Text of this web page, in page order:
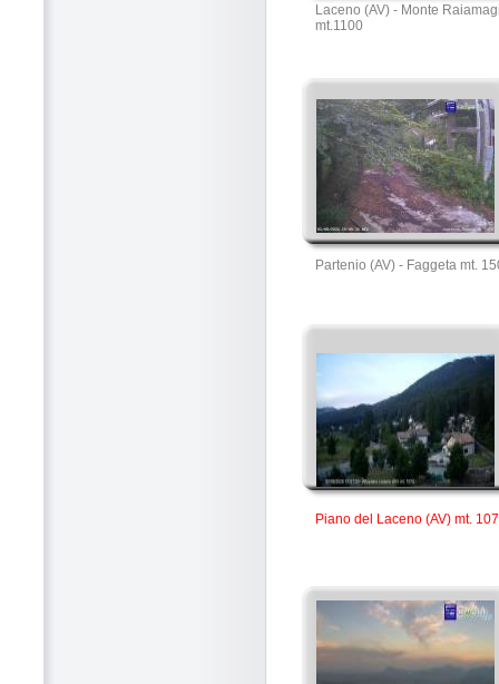
Laceno (AV) - Monte
mt.1100
Partenio (AV) - Faggeta mt.
Piano del Laceno (AV) mt.